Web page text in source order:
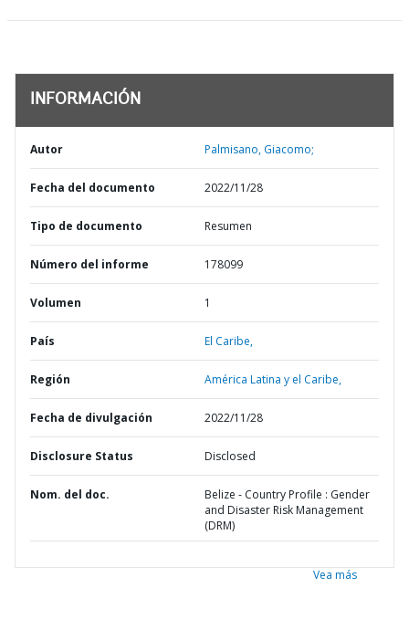
INFORMACIÓN
Autor Palmisano, Giacomo;
Fecha del documento 2022/11/28
Tipo de documento Resumen
Número del informe 178099
Volumen 1
País El Caribe,
Región América Latina y el Caribe,
Fecha de divulgación 2022/11/28
Disclosure Status Disclosed
Nom. del doc.
Belize - Country Profile : Gender
and Disaster Risk Management
(DRM)
Vea más